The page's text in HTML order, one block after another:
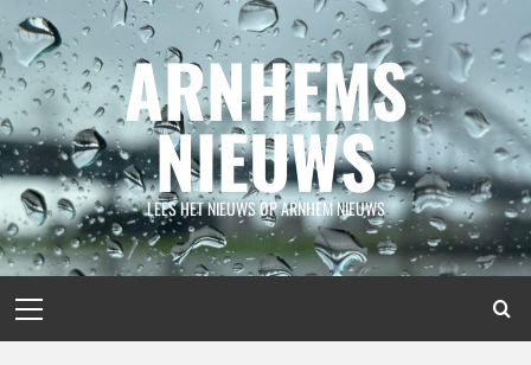
Spring
naar
inhoud
ARNHEMS
NIEUWS
LEES HET NIEUWS OP ARNHEM NIEUWS
menu